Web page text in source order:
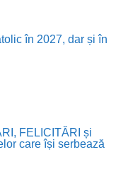
în 2027, dar și în
FELICITĂRI și
care își serbează